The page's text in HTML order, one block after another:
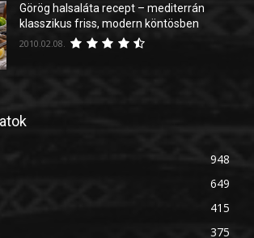
Görög halsaláta recept – mediterrán
klasszikus friss, modern köntösben
2010.02.08.
948
649
415
375